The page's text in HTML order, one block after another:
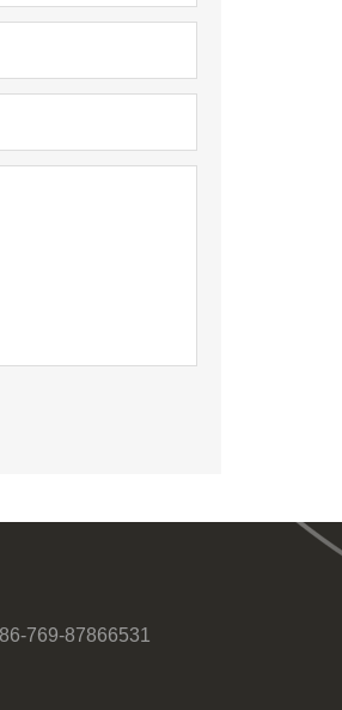
769-87866531